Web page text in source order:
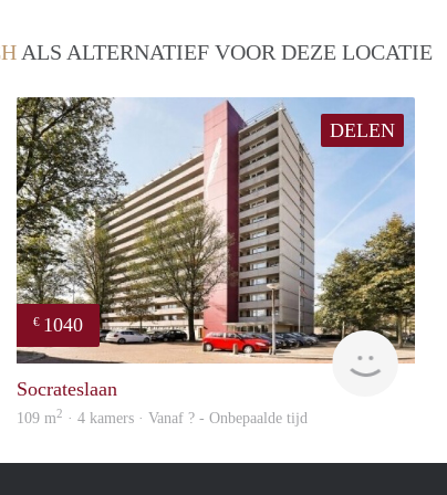
ALS ALTERNATIEF VOOR DEZE LOCATIE
DELEN
€ 1040
finder
Socrateslaan
109 m2 · 4 kamers · Vanaf ? - Onbepaalde tijd